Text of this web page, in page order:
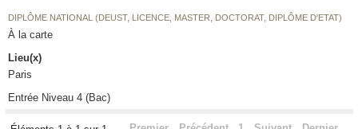
DIPLÔME NATIONAL (DEUST, LICENCE, MASTER, DOCTORAT, DIPLÔME D'ETAT)
À la carte
Lieu(x)
Paris
Entrée Niveau 4 (Bac)